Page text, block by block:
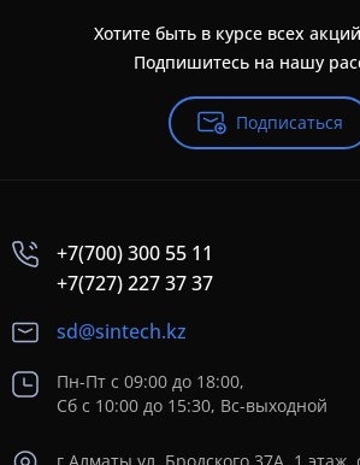
Хотите быть в курсе всех
Подпишитесь на нашу
Подписаться
+7(700) 300 55 11
+7(727) 227 37 37
sd@sintech.kz
Пн-Пт с 09:00 до 18:00,
Сб с 10:00 до 15:30, Вс-выходной